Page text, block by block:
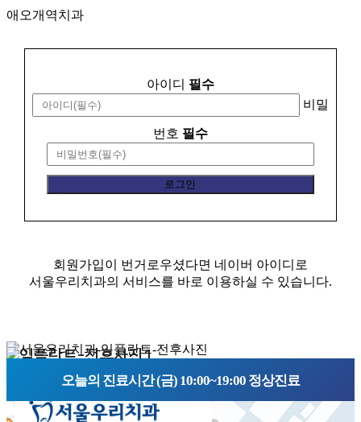
애오개역치과
아이디 필수
비밀
번호 필수
회원가입이 번거로우셨다면 네이버 아이디로
서울우리치과의 서비스를 바로 이용하실 수 있습니다.
오늘의 진료시간 (금) 10:00~19:00 정상진료